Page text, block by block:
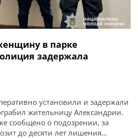
в парке
задержала
установили и задержали
жительницу Александрии.
сообщено о подозрении, за
до десяти лет лишения